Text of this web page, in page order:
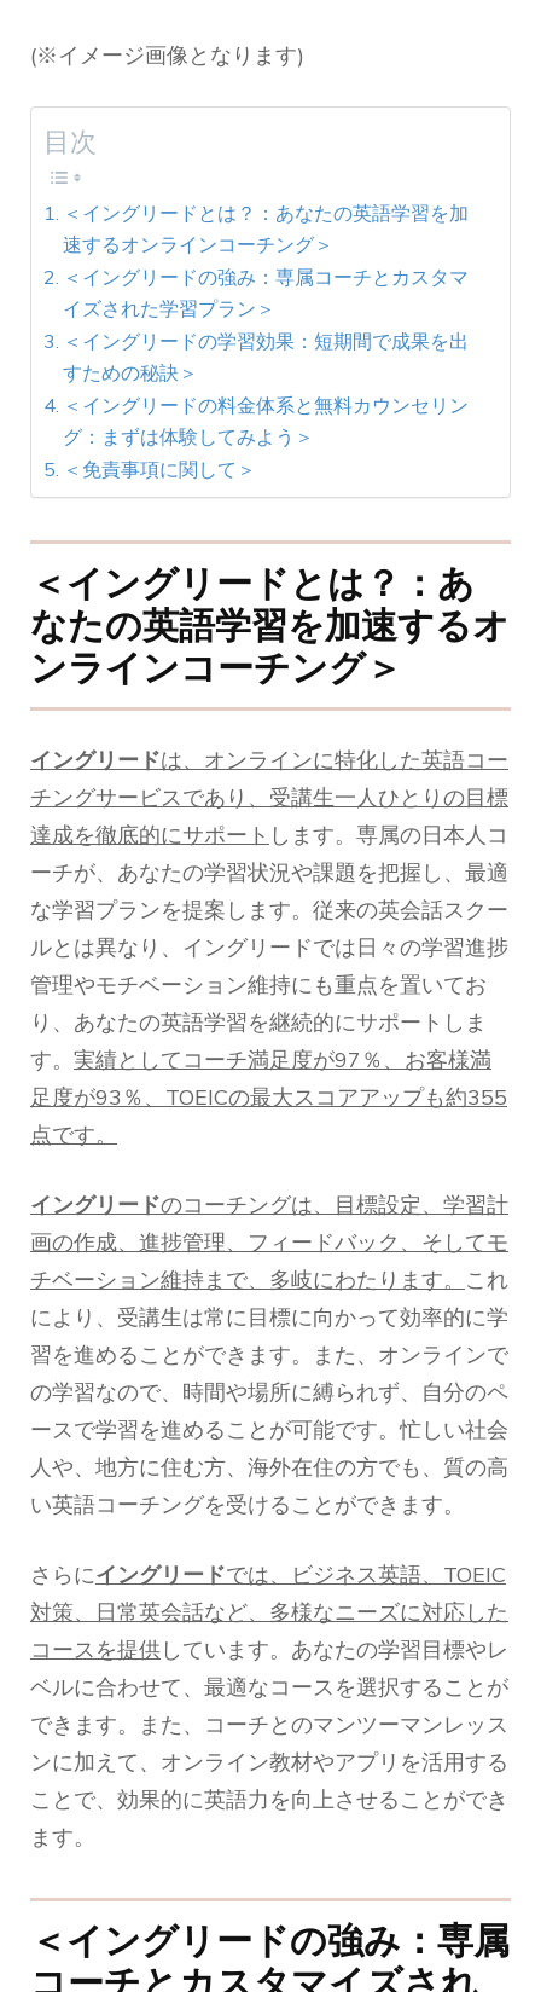
(※イメージ画像となります)
目次
＜イングリードとは？：あなたの英語学習を加
速するオンラインコーチング＞
＜イングリードの強み：専属コーチとカスタマ
イズされた学習プラン＞
＜イングリードの学習効果：短期間で成果を出
すための秘訣＞
＜イングリードの料金体系と無料カウンセリン
グ：まずは体験してみよう＞
＜免責事項に関して＞
＜イングリードとは？：あ
なたの英語学習を加速するオ
ンラインコーチング＞
イングリードは、オンラインに特化した英語コー
チングサービスであり、受講生一人ひとりの目標
達成を徹底的にサポート します。専属の日本人コ
ーチが、あなたの学習状況や課題を把握し、最適
な学習プランを提案します。従来の英会話スクー
ルとは異なり、イングリードでは日々の学習進捗
管理やモチベーション維持にも重点を置いてお
り、あなたの英語学習を継続的にサポートしま
す。 実績としてコーチ満足度が97％、お客様満
足度が93％、TOEICの最大スコアアップも約355
点です。
イングリードのコーチングは、目標設定、学習計
画の作成、進捗管理、フィードバック、そしてモ
チベーション維持まで、多岐にわたります。 これ
により、受講生は常に目標に向かって効率的に学
習を進めることができます。また、オンラインで
の学習なので、時間や場所に縛られず、自分のペ
ースで学習を進めることが可能です。忙しい社会
人や、地方に住む方、海外在住の方でも、質の高
い英語コーチングを受けることができます。
さらにイングリードでは、ビジネス英語、TOEIC
対策、日常英会話など、多様なニーズに対応した
コースを提供しています。あなたの学習目標やレ
ベルに合わせて、最適なコースを選択することが
できます。また、コーチとのマンツーマンレッス
ンに加えて、オンライン教材やアプリを活用する
ことで、効果的に英語力を向上させることができ
ます。
＜イングリードの強み：専属
コーチとカスタマイズされ